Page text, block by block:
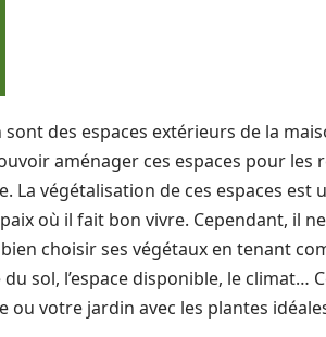
sont des espaces extérieurs de la
aménager ces espaces pour les
La végétalisation de ces espaces
où il fait bon vivre. Cependant, il
choisir ses végétaux en tenant
sol, l’espace disponible, le climat…
ou votre jardin avec les plantes